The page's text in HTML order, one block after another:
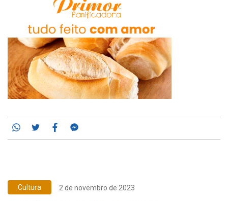
Whatsapp
TwitterFacebook
Cultura 2 de novembro de 2023